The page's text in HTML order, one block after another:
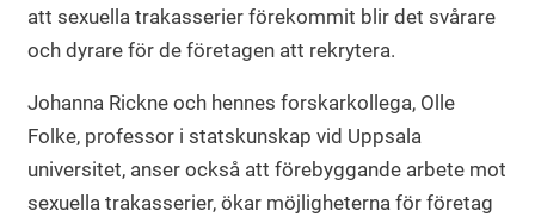
att sexuella trakasserier förekommit blir det svårare
och dyrare för de företagen att rekrytera.
Johanna Rickne och hennes forskarkollega, Olle
Folke, professor i statskunskap vid Uppsala
universitet, anser också att förebyggande arbete mot
sexuella trakasserier, ökar möjligheterna för företag